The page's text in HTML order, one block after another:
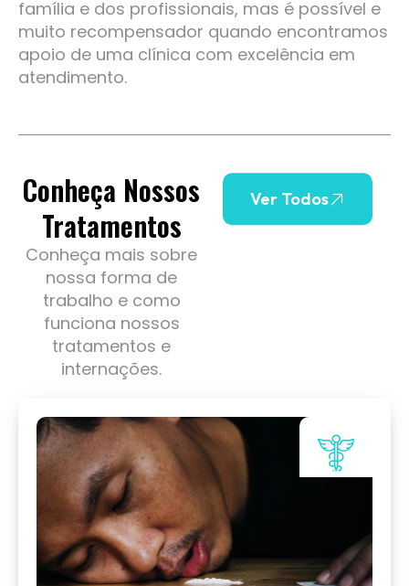
família e dos profissionais, mas é possível e
muito recompensador quando encontramos
apoio de uma clínica com excelência em
atendimento.
Conheça Nossos
Tratamentos
Conheça mais sobre
nossa forma de
trabalho e como
funciona nossos
tratamentos e
internações.
Ver Todos